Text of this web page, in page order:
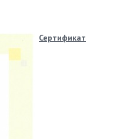
Сертификат